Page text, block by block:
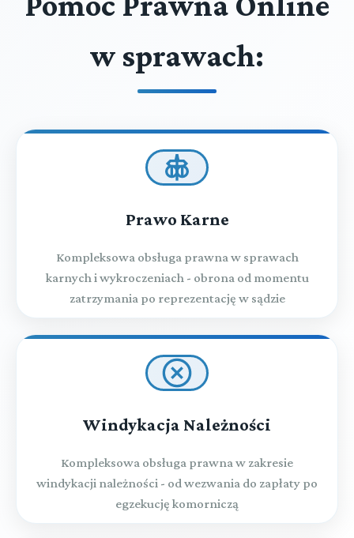
w sprawach:
Prawo Karne
Kompleksowa obsługa prawna w sprawach
karnych i wykroczeniach - obrona od momentu
zatrzymania po reprezentację w sądzie
Windykacja Należności
Kompleksowa obsługa prawna w zakresie
windykacji należności - od wezwania do zapłaty po
egzekucję komorniczą